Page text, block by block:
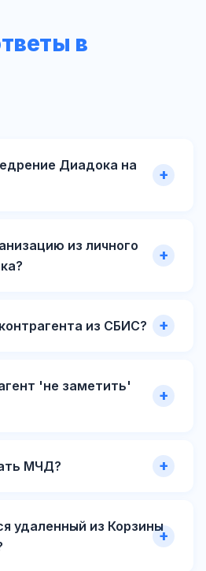
в
Диадока на
из личного
из СБИС?
'не заметить'
МЧД?
удаленный из Корзины